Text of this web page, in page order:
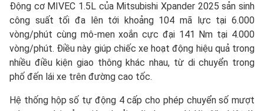
Động cơ MIVEC 1.5L của Mitsubishi Xpander 2025 sản sinh
công suất tối đa lên tới khoảng 104 mã lực tại 6.000
vòng/phút cùng mô-men xoắn cực đại 141 Nm tại 4.000
vòng/phút. Điều này giúp chiếc xe hoạt động hiệu quả trong
nhiều điều kiện giao thông khác nhau, từ di chuyển trong
phố đến lái xe trên đường cao tốc.
Hệ thống hộp số tự động 4 cấp cho phép chuyển số mượt